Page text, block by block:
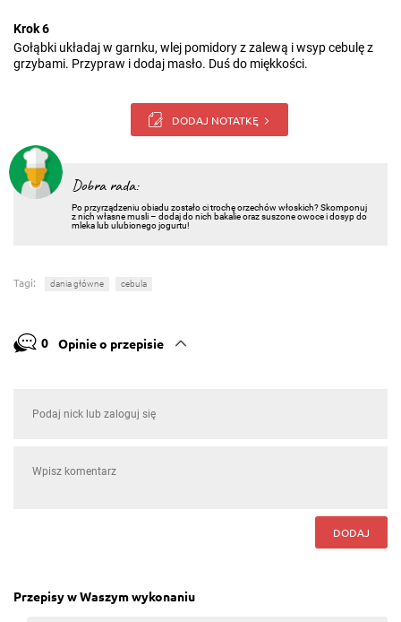
Krok 6
Gołąbki układaj w garnku, wlej pomidory z zalewą i wsyp cebulę z
grzybami. Przypraw i dodaj masło. Duś do miękkości.
DODAJ NOTATKĘ
Dobra rada:
Po przyrządzeniu obiadu zostało ci trochę orzechów włoskich? Skomponuj
z nich własne musli – dodaj do nich bakalie oraz suszone owoce i dosyp do
mleka lub ulubionego jogurtu!
Tagi: dania główne cebula
0 Opinie o przepisie
DODAJ
Przepisy w Waszym wykonaniu